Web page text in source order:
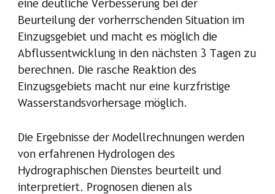
eine deutliche Verbesserung bei der
Beurteilung der vorherrschenden Situation im
Einzugsgebiet und macht es möglich die
Abflussentwicklung in den nächsten 3 Tagen zu
berechnen. Die rasche Reaktion des
Einzugsgebiets macht nur eine kurzfristige
Wasserstandsvorhersage möglich.
Die Ergebnisse der Modellrechnungen werden
von erfahrenen Hydrologen des
Hydrographischen Dienstes beurteilt und
interpretiert. Prognosen dienen als